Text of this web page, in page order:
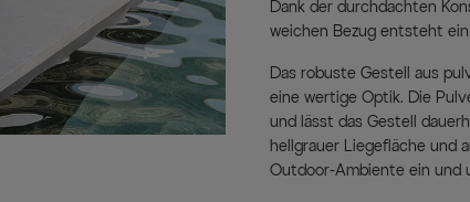
Dank der durchdachten
weichen Bezug entsteht
Das robuste Gestell aus
eine wertige Optik. Die
und lässt das Gestell
hellgrauer Liegefläche und
Outdoor-Ambiente ein und